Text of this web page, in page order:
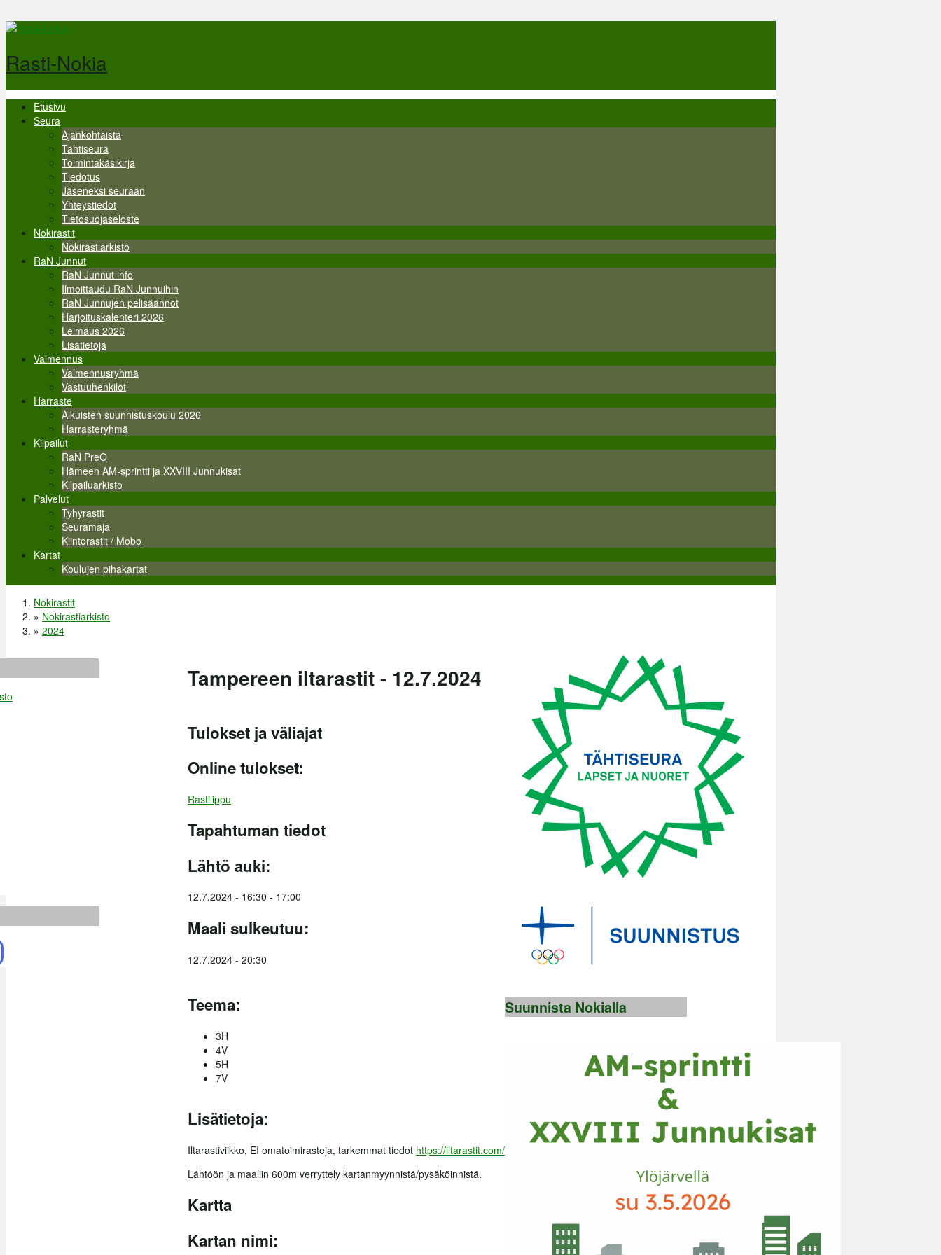
Hyppää pääsisältöön
Rasti-Nokia
Valikko
Etusivu
Seura
Ajankohtaista
Tähtiseura
Toimintakäsikirja
Tiedotus
Jäseneksi seuraan
Yhteystiedot
Tietosuojaseloste
Nokirastit
Nokirastiarkisto
RaN Junnut
RaN Junnut info
Ilmoittaudu RaN Junnuihin
RaN Junnujen pelisäännöt
Harjoituskalenteri 2026
Leimaus 2026
Lisätietoja
Valmennus
Valmennusryhmä
Vastuuhenkilöt
Harraste
Aikuisten suunnistuskoulu 2026
Harrasteryhmä
Kilpailut
RaN PreO
Hämeen AM-sprintti ja XXVIII Junnukisat
Kilpailuarkisto
Palvelut
Tyhyrastit
Seuramaja
Kiintorastit / Mobo
Kartat
Koulujen pihakartat
Olet täällä
Nokirastit
» Nokirastiarkisto
» 2024
Tampereen iltarastit - 12.7.2024
Tulokset ja väliajat
Online tulokset:
Rastilippu
Tapahtuman tiedot
Lähtö auki:
12.7.2024 - 16:30 - 17:00
Maali sulkeutuu:
12.7.2024 - 20:30
Teema:
3H
4V
5H
7V
Lisätietoja:
Iltarastiviikko, EI omatoimirasteja, tarkemmat tiedot https://iltarastit.com/
Lähtöön ja maaliin 600m verryttely kartanmyynnistä/pysäköinnistä.
Kartta
Kartan nimi:
Suunnista Nokialla